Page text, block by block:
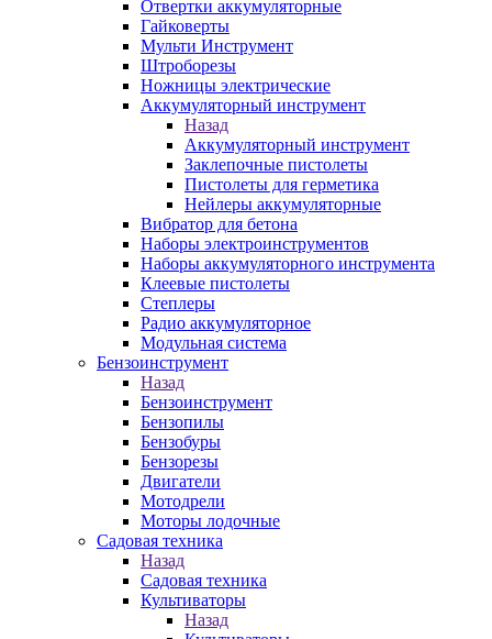
Отвертки аккумуляторные
Гайковерты
Мульти Инструмент
Штроборезы
Ножницы электрические
Аккумуляторный инструмент
Назад
Аккумуляторный инструмент
Заклепочные пистолеты
Пистолеты для герметика
Нейлеры аккумуляторные
Вибратор для бетона
Наборы электроинструментов
Наборы аккумуляторного инструмента
Клеевые пистолеты
Степлеры
Радио аккумуляторное
Модульная система
Бензоинструмент
Назад
Бензоинструмент
Бензопилы
Бензобуры
Бензорезы
Двигатели
Мотодрели
Моторы лодочные
Садовая техника
Назад
Садовая техника
Культиваторы
Назад